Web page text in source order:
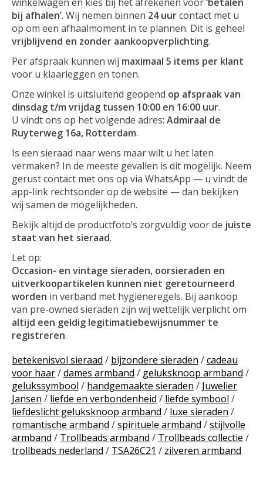
bij afhalen’. Wij nemen binnen 24 uurcontact met u
op om een afhaalmoment in te plannen. Dit is geheel
vrijblijvend en zonder aankoopverplichting.
Per afspraak kunnen wij maximaal 5 items per klant
voor u klaarleggen en tonen.
Onze winkel is uitsluitend geopend op afspraak van
dinsdag t/m vrijdag tussen 10:00 en 16:00 uur.
U vindt ons op het volgende adres: Admiraal de
Ruyterweg 16a, Rotterdam.
Is een sieraad naar wens maar wilt u het laten
vermaken? In de meeste gevallen is dit mogelijk. Neem
gerust contact met ons op via WhatsApp — u vindt de
app-link rechtsonder op de website — dan bekijken
wij samen de mogelijkheden.
Bekijk altijd de productfoto’s zorgvuldig voor de juiste
staat van het sieraad.
Let op:
Occasion- en vintage sieraden, oorsieraden en
uitverkoopartikelen kunnen niet geretourneerd
worden in verband met hygiëneregels. Bij aankoop
van pre-owned sieraden zijn wij wettelijk verplicht om
altijd een geldig legitimatiebewijsnummer te
registreren.
betekenisvol sieraad / bijzondere sieraden /cadeau
voor haar/dames armband / geluksknoop armband /
gelukssymbool / handgemaakte sieraden / Juwelier
Jansen / liefde en verbondenheid / liefde symbool /
liefdeslicht geluksknoop armband / luxe sieraden /
romantische armband /spirituele armband /stijlvolle
armband / Trollbeads armband / Trollbeads collectie /
trollbeads nederland / TSA26C21 / zilveren armband